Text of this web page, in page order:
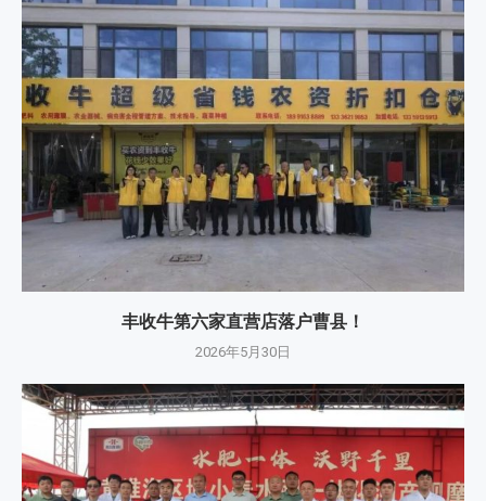
丰收牛第六家直营店落户曹县！
2026年5月30日